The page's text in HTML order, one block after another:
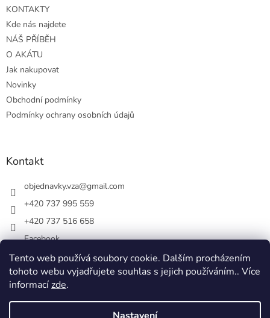
Tento web používá soubory cookie. Dalším procházením
tohoto webu vyjadřujete souhlas s jejich používáním.. Více
informacízde.
KONTAKTY
Kde nás najdete
NÁŠ PŘÍBĚH
O AKÁTU
Jak nakupovat
Novinky
Obchodní podmínky
Podmínky ochrany osobních údajů
Kontakt
objednavky.vza@gmail.com
+420 737 995 559
+420 737 516 658
Facebook
vsezakatu/
+420 737 516 658